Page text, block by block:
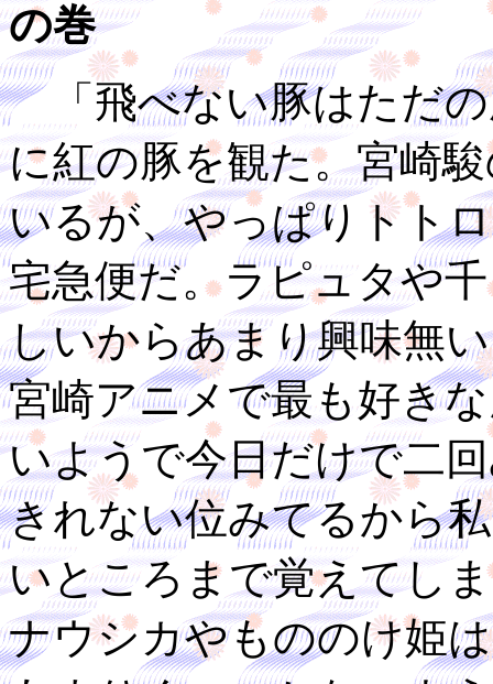
の巻
「飛べない豚はただの
に紅の豚を観た。宮崎
いるが、やっぱりトト
宅急便だ。ラピュタや
しいからあまり興味無
宮崎アニメで最も好き
いようで今日だけで二
きれない位みてるから
いところまで覚えてし
ナウシカやもののけ姫